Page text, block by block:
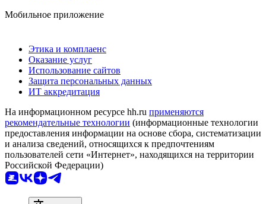
Мобильное приложение
Этика и комплаенс
Оказание услуг
Использование сайтов
Защита персональных данных
ИТ аккредитация
На информационном ресурсе hh.ru применяются
рекомендательные технологии (информационные технологии
предоставления информации на основе сбора, систематизации
и анализа сведений, относящихся к предпочтениям
пользователей сети «Интернет», находящихся на территории
Российской Федерации)